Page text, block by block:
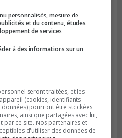
obtient un appui
sa mission
personnalisés, mesure de
et du contenu, études
de services
à des informations sur un
seront traitées, et les
(cookies, identifiants
pourront être stockées
ainsi que partagées avec lui,
par ce site. Nos partenaires et
d'utiliser des données de